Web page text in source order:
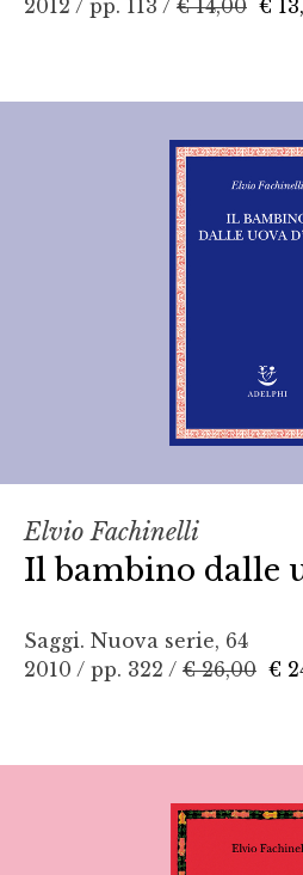
2012 / pp. 113 / € 14,00 €
Elvio Fachinelli
Il bambino dalle
Saggi. Nuova serie, 64
2010 / pp. 322 / € 26,00 €